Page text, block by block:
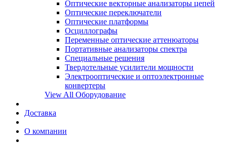
Оптические векторные анализаторы цепей
Оптические переключатели
Оптические платформы
Осциллографы
Переменные оптические аттенюаторы
Портативные анализаторы спектра
Специальные решения
Твердотельные усилители мощности
Электрооптические и оптоэлектронные
конвертеры
View All Оборудование
Доставка
О компании